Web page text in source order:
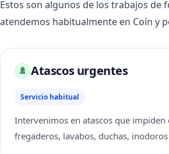
Estos son algunos de los trabajos de
atendemos habitualmente en Coín y
🚿 Atascos urgentes
Servicio habitual
Intervenimos en atascos que
fregaderos, lavabos, duchas,